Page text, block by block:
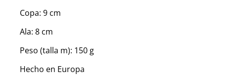
Copa: 9 cm
Ala: 8 cm
Peso (talla m): 150 g
Hecho en Europa